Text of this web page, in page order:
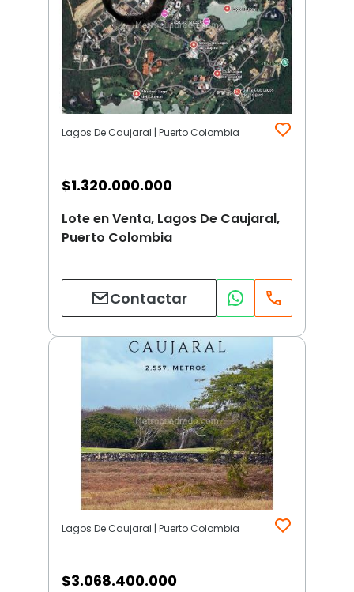
Lagos De Caujaral | Puerto Colombia
$1.320.000.000
Lote en Venta, Lagos De Caujaral,
Puerto Colombia
Contactar
Lagos De Caujaral | Puerto Colombia
$3.068.400.000